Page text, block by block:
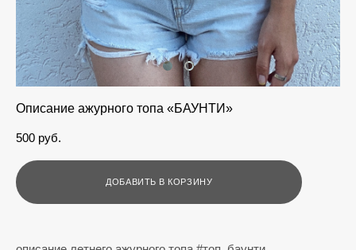
Описание ажурного топа «БАУНТИ»
500 pуб.
ДОБАВИТЬ В КОРЗИНУ